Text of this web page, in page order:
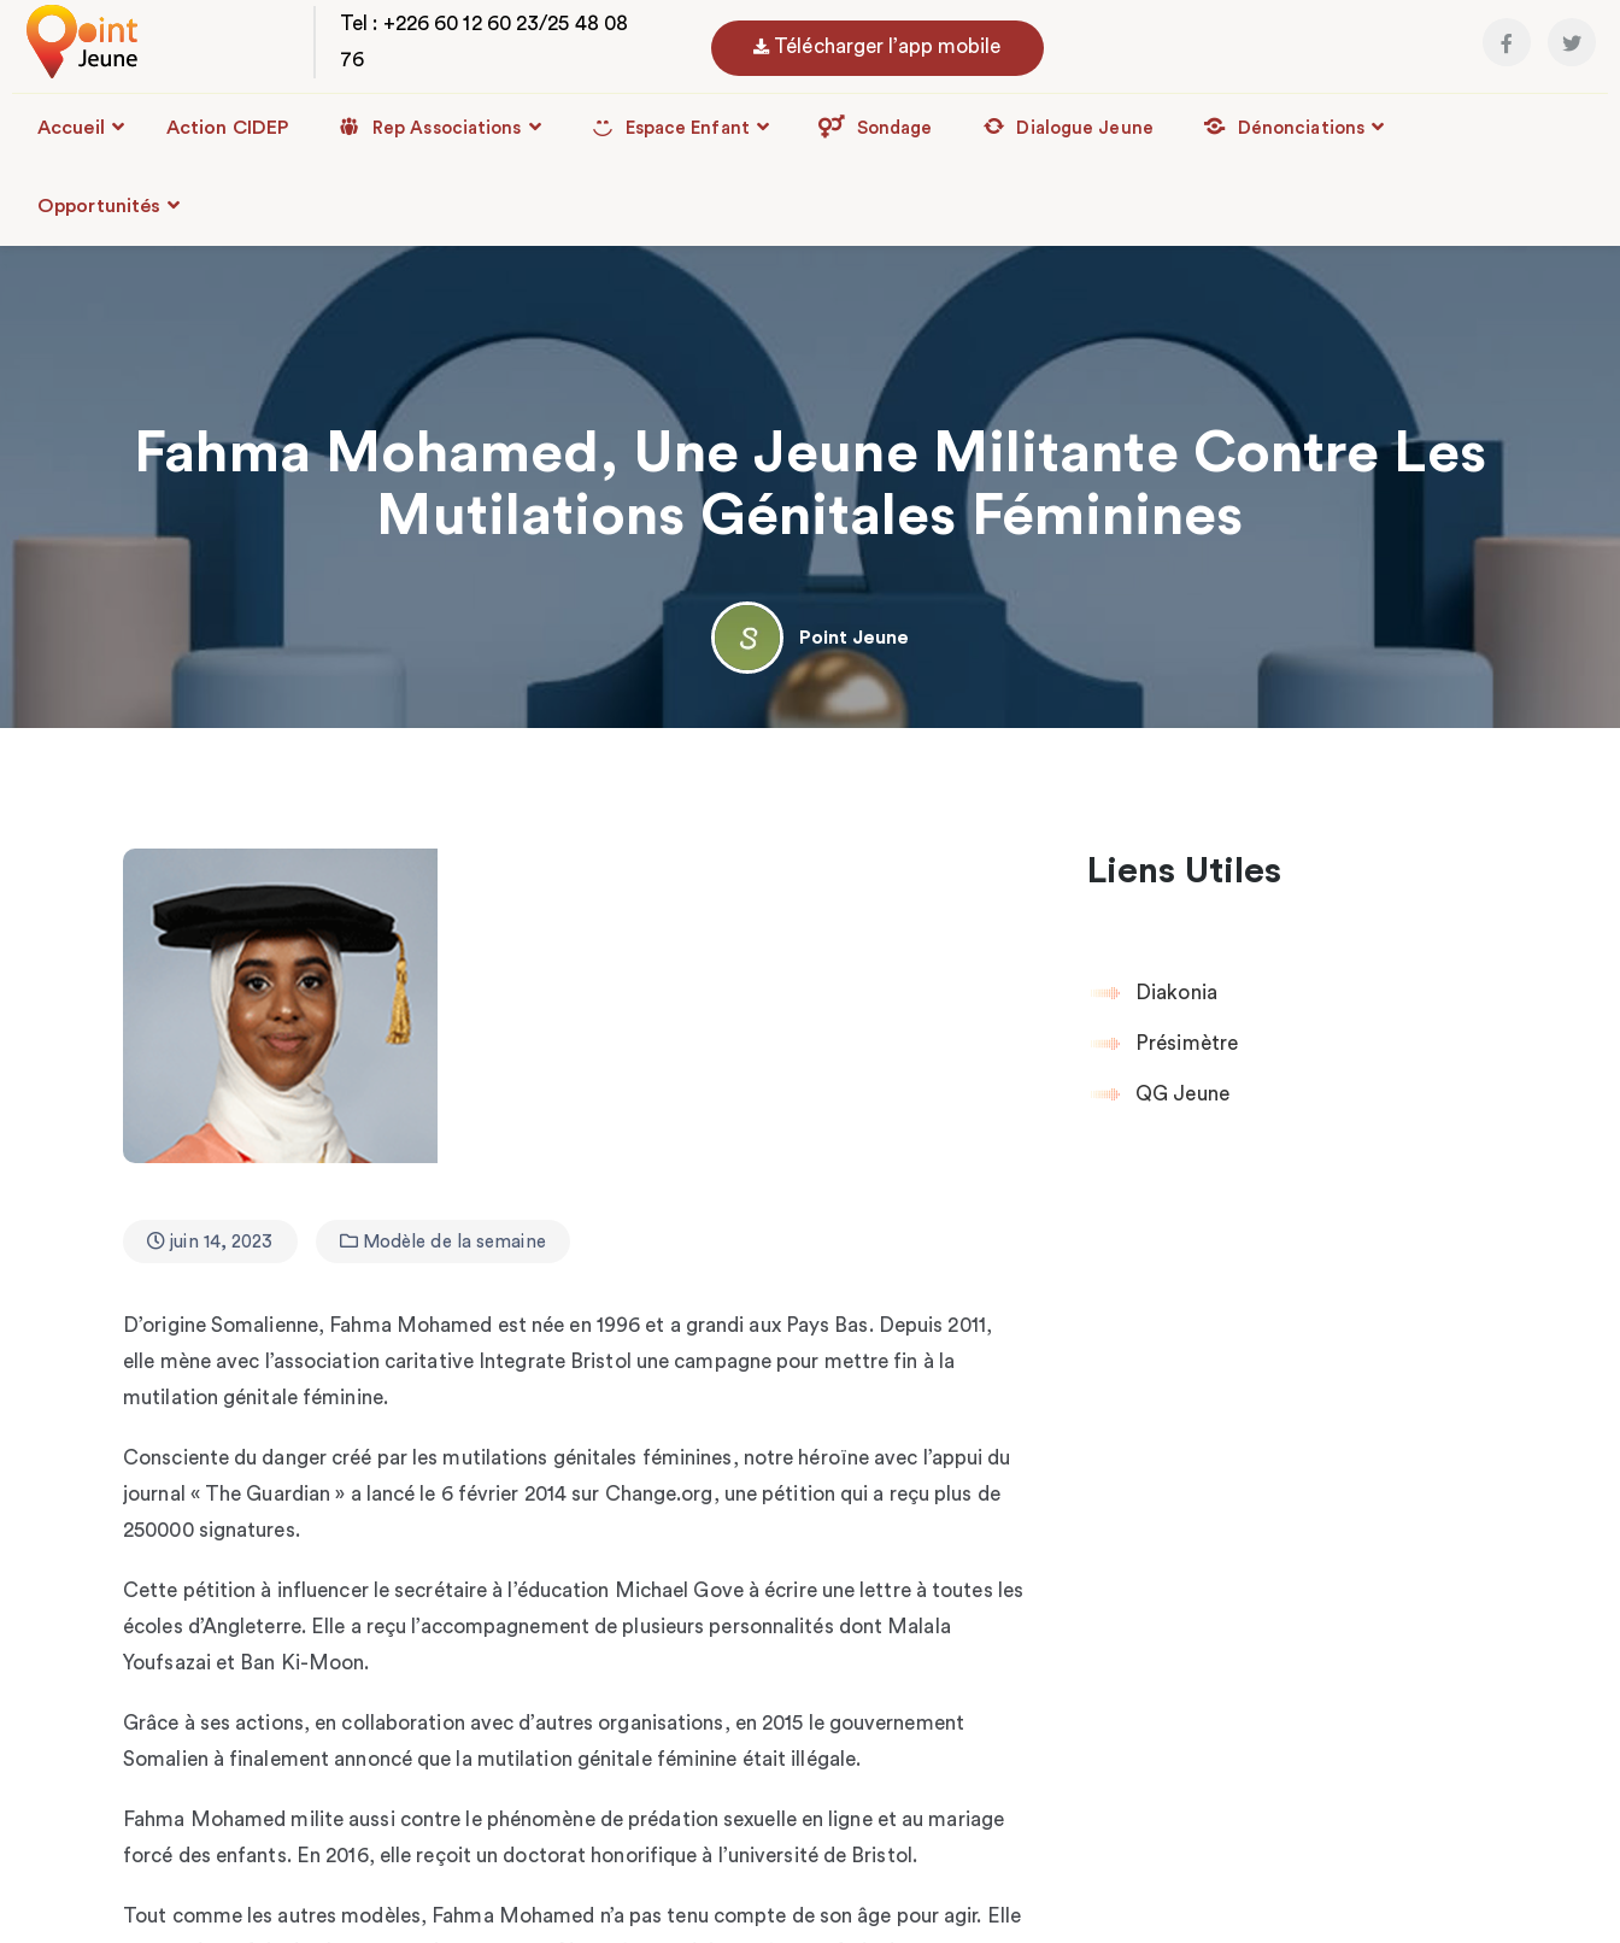
Tel : +226 60 12 60 23/25 48 08
76
Télécharger l’app mobile
Accueil Action CIDEP Rep Associations Espace Enfant Sondage Dialogue Jeune Dénonciations
Opportunités
Fahma Mohamed, Une Jeune Militante Contre Les
Mutilations Génitales Féminines
Point Jeune
juin 14, 2023 Modèle de la semaine
D’origine Somalienne, Fahma Mohamed est née en 1996 et a grandi aux Pays Bas. Depuis 2011,
elle mène avec l’association caritative Integrate Bristol une campagne pour mettre fin à la
mutilation génitale féminine.
Consciente du danger créé par les mutilations génitales féminines, notre héroïne avec l’appui du
journal « The Guardian » a lancé le 6 février 2014 sur Change.org, une pétition qui a reçu plus de
250000 signatures.
Cette pétition à influencer le secrétaire à l’éducation Michael Gove à écrire une lettre à toutes les
écoles d’Angleterre. Elle a reçu l’accompagnement de plusieurs personnalités dont Malala
Youfsazai et Ban Ki-Moon.
Grâce à ses actions, en collaboration avec d’autres organisations, en 2015 le gouvernement
Somalien à finalement annoncé que la mutilation génitale féminine était illégale.
Fahma Mohamed milite aussi contre le phénomène de prédation sexuelle en ligne et au mariage
forcé des enfants. En 2016, elle reçoit un doctorat honorifique à l’université de Bristol.
Tout comme les autres modèles, Fahma Mohamed n’a pas tenu compte de son âge pour agir. Elle
Liens Utiles
Diakonia
Présimètre
QG Jeune